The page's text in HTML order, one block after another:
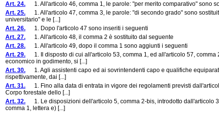
Art. 24. 1. All'articolo 46, comma 1, le parole: "per merito comparativo" sono
Art. 25. 1. All'articolo 47, comma 3, le parole: "di secondo grado" sono
universitario" e le [...]
Art. 26. 1. Dopo l'articolo 47 sono inseriti i seguenti
Art. 27. 1. All'articolo 48, il comma 2 è sostituito dal seguente
Art. 28. 1. All'articolo 49, dopo il comma 1 sono aggiunti i seguenti
Art. 29. 1. Il disposto di cui all'articolo 53, comma 1, ed all'articolo 57, comma
economico in godimento, si [...]
Art. 30. 1. Agli assistenti capo ed ai sovrintendenti capo e qualifiche
rispettivamente, dai [...]
Art. 31. 1. Fino alla data di entrata in vigore dei regolamenti previsti
Corpo forestale dello [...]
Art. 32. 1. Le disposizioni dell'articolo 5, comma 2-bis, introdotto dall'articolo
comma 1, lettera e) [...]